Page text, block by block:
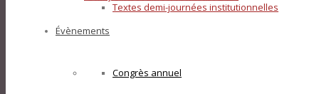
Textes demi-journées institutionnelles
Évènements
Congrès annuel